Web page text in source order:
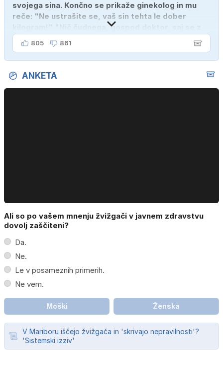
svojega sina. Končno se prikaže ginekolog in mu
reče: "Ne ustrašite se, vaš sin tehta le dober
kilogram!" "Nič čudnega, gospod doktor, saj se z
ženo poznava šele tri mesece."
805 861
ANKETA
Ali so po vašem mnenju žvižgači v javnem zdravstvu
dovolj zaščiteni?
Da.
Ne.
Le v posameznih primerih.
Ne vem.
Moški Ženska
V Mariboru iščejo žvižgača in 'skrivajo nepravilnosti'?
'Sistemski izziv'